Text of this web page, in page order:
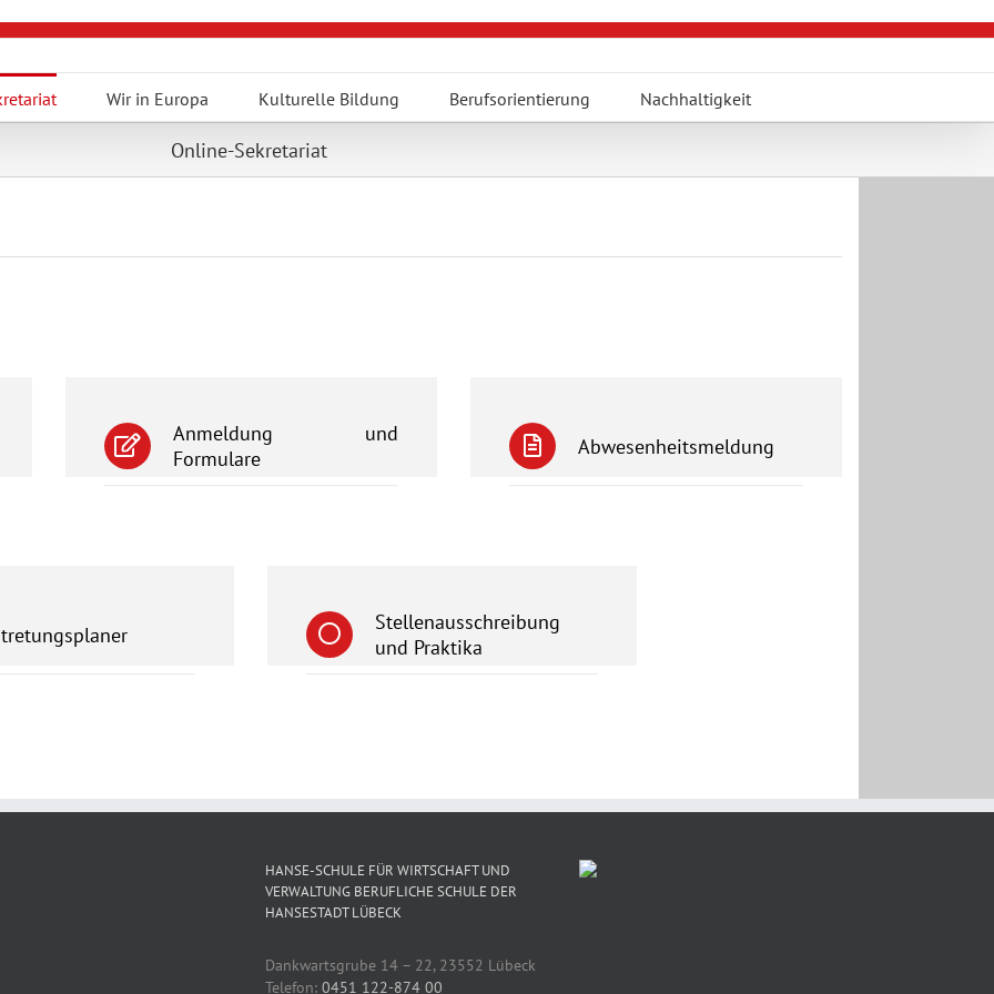
Wir in Europa Kulturelle Bildung Berufsorientierung Nachhaltigkeit
Online-Sekretariat
Anmeldung und
Formulare
Abwesenheitsmeldung
Stellenausschreibung
und Praktika
HANSE-SCHULE FÜR WIRTSCHAFT UND
VERWALTUNG BERUFLICHE SCHULE DER
HANSESTADT LÜBECK
Dankwartsgrube 14 – 22, 23552 Lübeck
Telefon: 0451 122-874 00